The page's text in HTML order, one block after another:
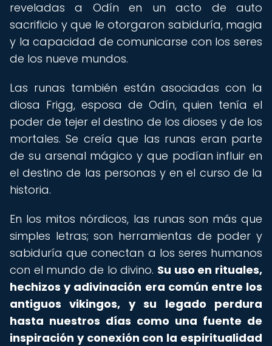
reveladas a Odín en un acto de auto
sacrificio y que le otorgaron sabiduría, magia
y la capacidad de comunicarse con los seres
de los nueve mundos.
Las runas también están asociadas con la
diosa Frigg, esposa de Odín, quien tenía el
poder de tejer el destino de los dioses y de los
mortales. Se creía que las runas eran parte
de su arsenal mágico y que podían influir en
el destino de las personas y en el curso de la
historia.
En los mitos nórdicos, las runas son más que
simples letras; son herramientas de poder y
sabiduría que conectan a los seres humanos
con el mundo de lo divino. Su uso en rituales,
hechizos y adivinación era común entre los
antiguos vikingos, y su legado perdura
hasta nuestros días como una fuente de
inspiración y conexión con la espiritualidad